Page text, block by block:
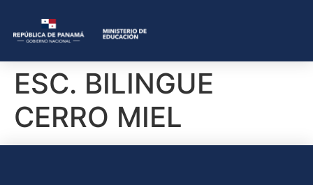
ESC. BILINGUE
CERRO MIEL